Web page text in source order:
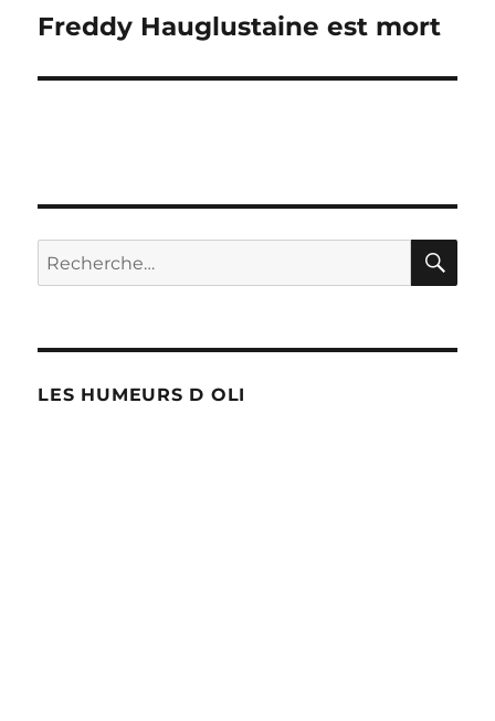
Publication
Freddy Hauglustaine est mort
Recherche
pour :
LES HUMEURS D OLI